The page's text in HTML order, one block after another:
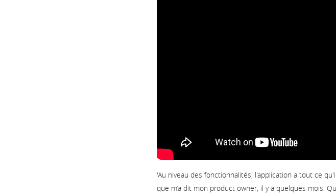
'Au niveau des fonctionnalités, l'application a tout ce
que m’a dit mon product owner, il y a quelques mois.